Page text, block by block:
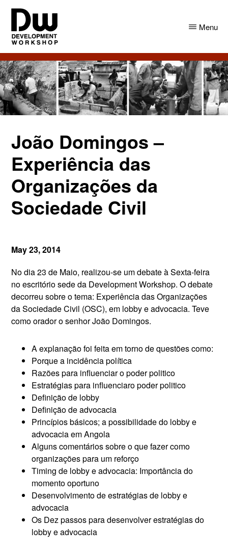
Skip
main
content
Skip
primary
sidebar
DW
Angola
Development
Workshop
Angola
Menu
João Domingos –
Experiência das
Organizações da
Sociedade Civil
May 23, 2014
No dia 23 de Maio, realizou-se um debate à Sexta-feira
no escritório sede da Development Workshop. O debate
decorreu sobre o tema: Experiência das Organizações
da Sociedade Civil (OSC), em lobby e advocacia. Teve
como orador o senhor João Domingos.
A explanação foi feita em torno de questões como:
Porque a incidência política
Razões para influenciar o poder politico
Estratégias para influenciaro poder politico
Definição de lobby
Definição de advocacia
Princípios básicos; a possibilidade do lobby e
advocacia em Angola
Alguns comentários sobre o que fazer como
organizações para um reforço
Timing de lobby e advocacia: Importância do
momento oportuno
Desenvolvimento de estratégias de lobby e
advocacia
Os Dez passos para desenvolver estratégias do
lobby e advocacia